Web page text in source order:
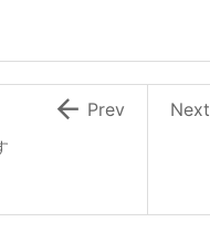
Next
 Prev